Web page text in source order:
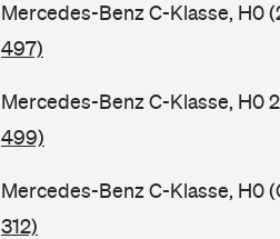
Mercedes-Benz C-Klasse, H0
497)
Mercedes-Benz C-Klasse, H0
499)
Mercedes-Benz C-Klasse, H0
312)